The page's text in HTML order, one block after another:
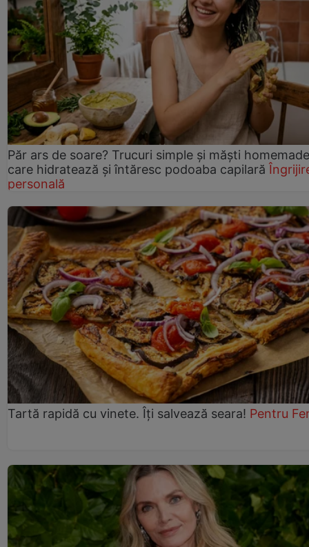
Păr ars de soare? Trucuri simple și măști homemade
care hidratează și întăresc podoaba capilară
personală
Tartă rapidă cu vinete. Îți salvează seara! Pentru